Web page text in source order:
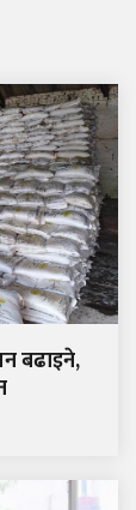
बढाइने,